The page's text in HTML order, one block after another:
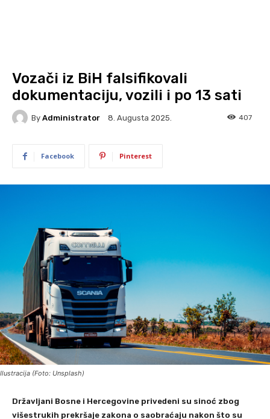
Vozači iz BiH falsifikovali
dokumentaciju, vozili i po 13 sati
By Administrator 8. Augusta 2025. 407
Facebook Pinterest
Ilustracija (Foto: Unsplash)
Državljani Bosne i Hercegovine privedeni su sinoć zbog
višestrukih prekršaje zakona o saobraćaju nakon što su